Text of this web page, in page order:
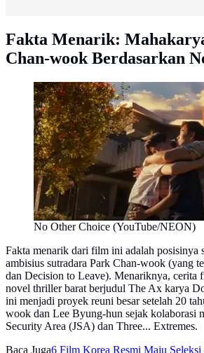
Fakta Menarik:
Chan-wook Berdasarkan
No Other Choice (YouTube/NEON)
Fakta menarik dari film ini adalah posisinya
ambisius sutradara Park Chan-wook (yang
dan Decision to Leave). Menariknya, cerita
novel thriller barat berjudul The Ax karya
ini menjadi proyek reuni besar setelah 20
wook dan Lee Byung-hun sejak kolaborasi
Security Area (JSA) dan Three... Extremes.
Baca Juga6 Film Korea Resmi Maju Seleksi